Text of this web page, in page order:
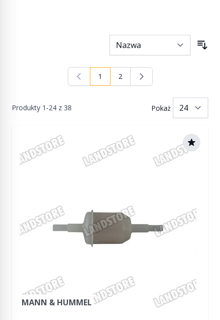
Produkty 1 -24 z 38
Aktualnie czytasz stronę
1 Strona
2
Pokaż
MANN & HUMMEL